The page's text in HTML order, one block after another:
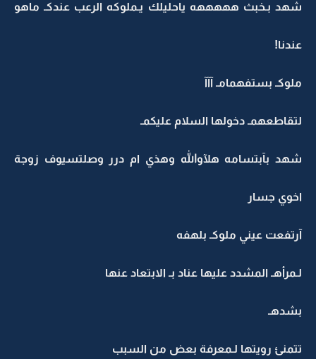
شهد بـخبث هههههه ياحليلك يـملوكه الرعب عندكـ ماهو
عندنا!
ملوكـ بستفهمامـ آآآ
لتقاطعهمـ دخولها السلام عليكمـ
شهد بآبتسامه هلآوالله وهذي ام درر وصلتسيوف زوجة
اخوي جسار
آرتفعت عيني ملوكـ بلهفه
لـمرأهـ المشدد عليها عناد بـ الابتعاد عنها
بشدهـ
تتمنئ رويتها لـمعرفة بعض من السبب